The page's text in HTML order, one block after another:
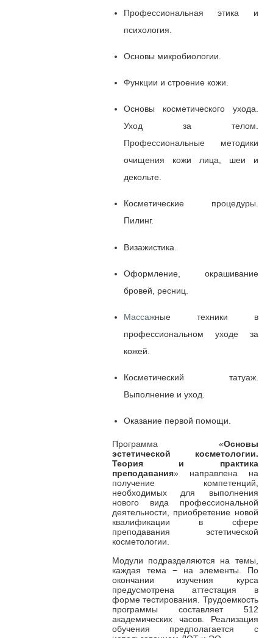
Профессиональная этика и
психология.
Основы микробиологии.
Функции и строение кожи.
Основы косметического ухода.
Уход за телом.
Профессиональные методики
очищения кожи лица, шеи и
декольте.
Косметические процедуры.
Пилинг.
Визажистика.
Оформление, окрашивание
бровей, ресниц.
Массажные техники в
профессиональном уходе за
кожей.
Косметический татуаж.
Выполнение и уход.
Оказание первой помощи.
Программа «Основы
эстетической косметологии.
Теория и практика
преподавания» направлена на
получение компетенций,
необходимых для выполнения
нового вида профессиональной
деятельности, приобретение новой
квалификации в сфере
преподавания эстетической
косметологии.
Модули подразделяются на темы,
каждая тема − на элементы. По
окончании изучения курса
предусмотрена аттестация в
форме тестирования. Трудоемкость
программы составляет 512
академических часов. Реализация
обучения предполагается с